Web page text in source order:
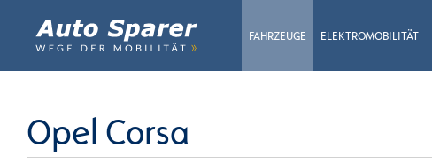
FAHRZEUGE ELEKTROMOBILITÄT
Opel Corsa